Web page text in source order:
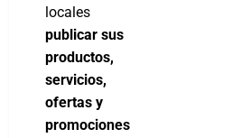
locales
publicar sus
productos,
servicios,
ofertas y
promociones